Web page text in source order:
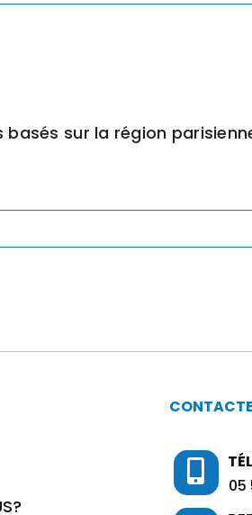
sur la région
05